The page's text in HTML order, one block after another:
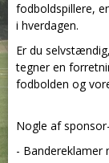
fodboldspillere,
i hverdagen.
Er du
tegner en
fodbolden og
Nogle af
- Bandereklamer